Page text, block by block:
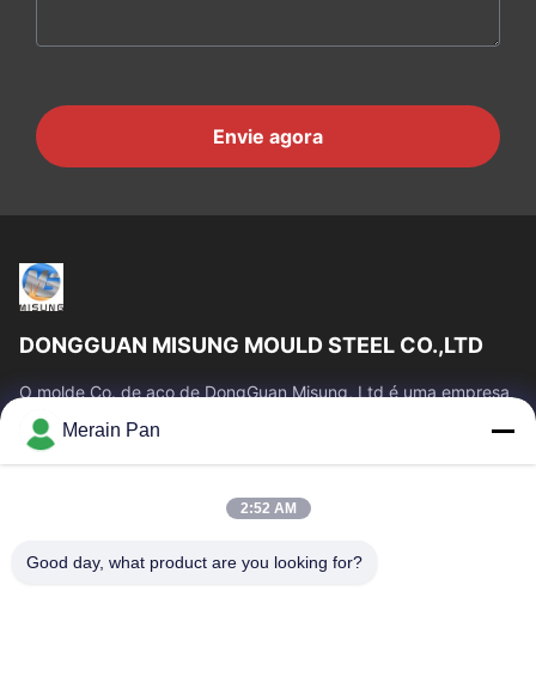
Envie agora
DONGGUAN MISUNG MOULD STEEL CO.,LTD
O molde Co. de aço de DongGuan Misung, Ltd é uma empresa
principal do plástico da fonte morre o aço de aço, quente do
trabalho, aço frio do...
Links Rápidos
Produtos
Show De RV
Sobre Nós
Merain Pan
2:52 AM
Good day, what product are you looking for?